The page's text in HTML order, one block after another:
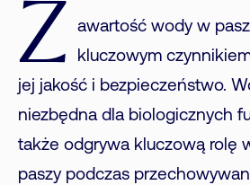
Z
awartość wody w
kluczowym
jej jakość i bezpieczeństwo.
niezbędna dla biologicznych
także odgrywa kluczową rolę
paszy podczas